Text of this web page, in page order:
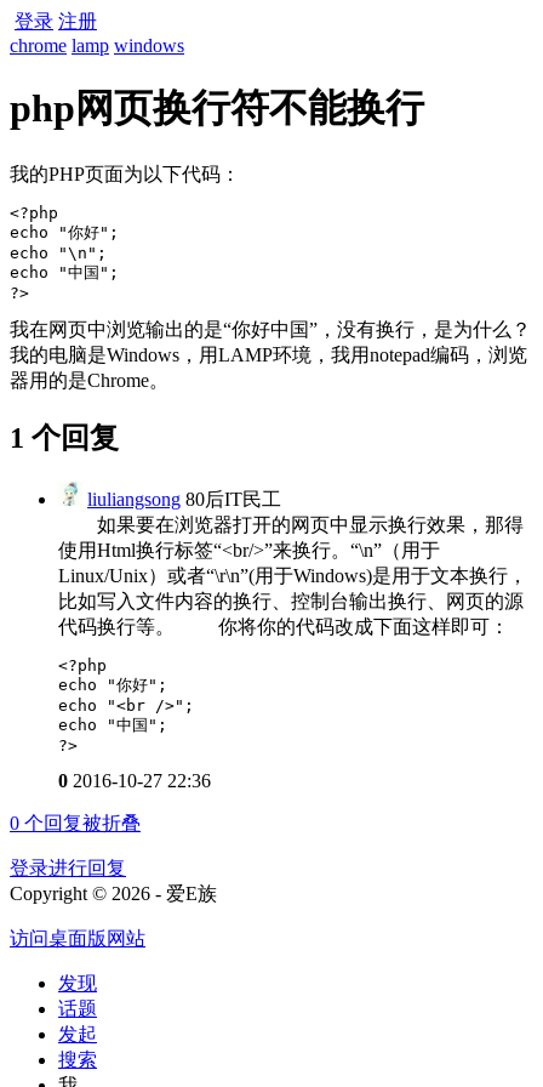
登录 注册
chrome lamp windows
php网页换行符不能换行
我的PHP页面为以下代码：
<?php
echo "你好";
echo "\n";
echo "中国";
?>
我在网页中浏览输出的是“你好中国”，没有换行，是为什么？
我的电脑是Windows，用LAMP环境，我用notepad编码，浏览
器用的是Chrome。
1 个回复
liuliangsong 80后IT民工
如果要在浏览器打开的网页中显示换行效果，那得
使用Html换行标签“<br/>”来换行。“\n”（用于
Linux/Unix）或者“\r\n”(用于Windows)是用于文本换行，
比如写入文件内容的换行、控制台输出换行、网页的源
代码换行等。 你将你的代码改成下面这样即可：
<?php
echo "你好";
echo "<br />";
echo "中国";
?>
0 2016-10-27 22:36
0 个回复被折叠
登录进行回复
Copyright © 2026 - 爱E族
访问桌面版网站
发现
话题
发起
搜索